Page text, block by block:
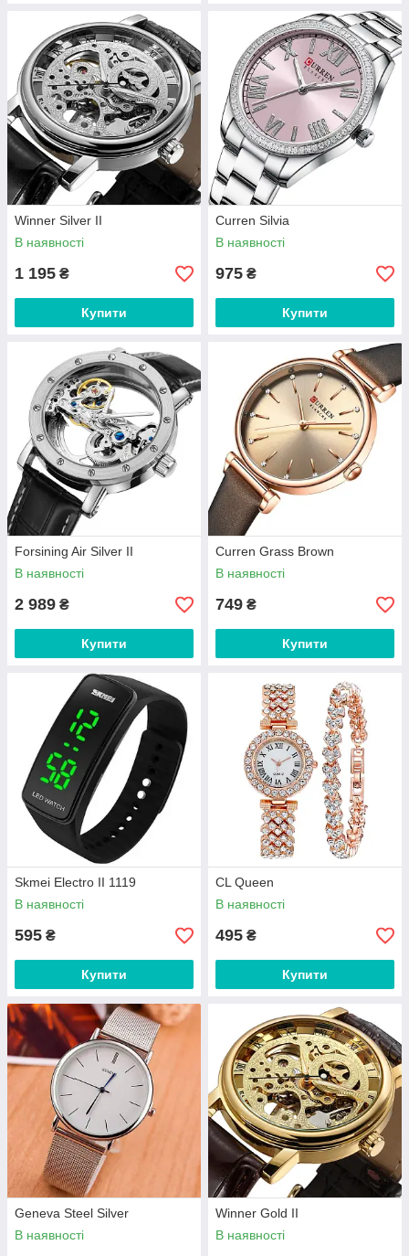
Winner Silver II
В наявності
1 195 ₴
Купити
Curren Silvia
В наявності
975 ₴
Купити
Forsining Air Silver II
В наявності
2 989 ₴
Купити
Curren Grass Brown
В наявності
749 ₴
Купити
Skmei Electro II 1119
В наявності
595 ₴
Купити
CL Queen
В наявності
495 ₴
Купити
Geneva Steel Silver
В наявності
Winner Gold II
В наявності